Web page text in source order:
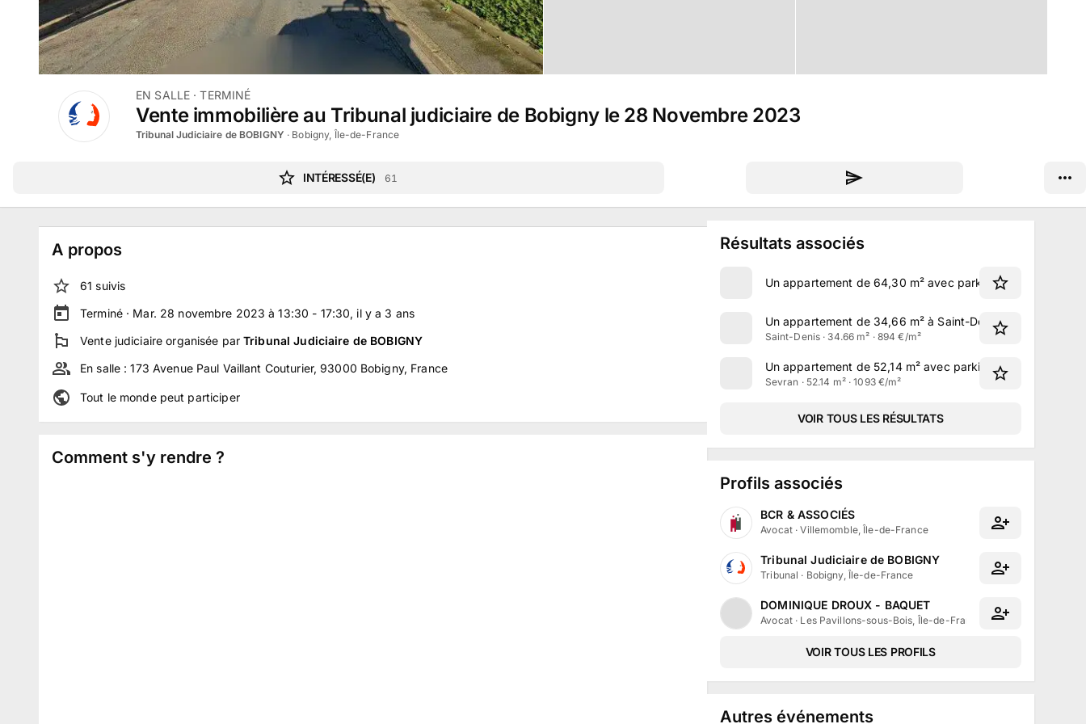
EN SALLE · TERMINÉ
Vente immobilière au Tribunal judiciaire de Bobigny le 28 Novembre 2023
Tribunal Judiciaire de BOBIGNY · Bobigny, Île-de-France
INTÉRESSÉ(E) 61
A propos
61 suivis
Terminé · Mar. 28 novembre 2023 à 13:30 - 17:30, il y a 3 ans
Vente judiciaire organisée parTribunal Judiciaire de BOBIGNY
En salle :173 Avenue Paul Vaillant Couturier, 93000 Bobigny, France
Tout le monde peut participer
Comment s'y rendre ?
Résultats associés
Un appartement de 64,30 m² avec parking à Livry-Gargan
Un appartement de 34,66 m² à Saint-Denis
Saint-Denis · 34.66 m² · 894 €/m²
Un appartement de 52,14 m² avec parking à Sevran
Sevran · 52.14 m² · 1093 €/m²
VOIR TOUS LES RÉSULTATS
Profils associés
BCR & ASSOCIÉS
Avocat ·Villemomble, Île-de-France
Tribunal Judiciaire de BOBIGNY
Tribunal · Bobigny, Île-de-France
DOMINIQUE DROUX - BAQUET
Avocat · Les Pavillons-sous-Bois, Île-de-France
VOIR TOUS LES PROFILS
Autres événements